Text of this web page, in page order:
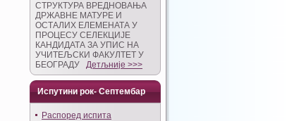
СТРУКТУРА ВРЕДНОВАЊА
ДРЖАВНЕ МАТУРЕ И
ОСТАЛИХ ЕЛЕМЕНАТА У
ПРОЦЕСУ СЕЛЕКЦИЈЕ
КАНДИДАТА ЗА УПИС НА
УЧИТЕЉСКИ ФАКУЛТЕТ У
БЕОГРАДУ Детљније >>>
Испутини рок- Септембар
Распоред испита